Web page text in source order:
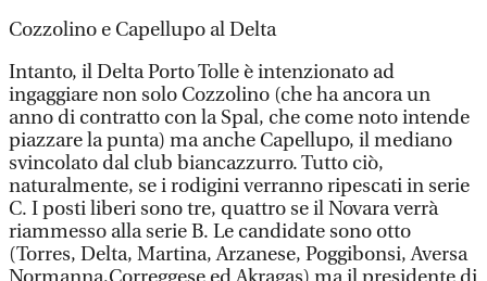
Cozzolino e Capellupo al Delta
Intanto, il Delta Porto Tolle è intenzionato ad
ingaggiare non solo Cozzolino (che ha ancora un
anno di contratto con la Spal, che come noto intende
piazzare la punta) ma anche Capellupo, il mediano
svincolato dal club biancazzurro. Tutto ciò,
naturalmente, se i rodigini verranno ripescati in serie
C. I posti liberi sono tre, quattro se il Novara verrà
riammesso alla serie B. Le candidate sono otto
(Torres, Delta, Martina, Arzanese, Poggibonsi, Aversa